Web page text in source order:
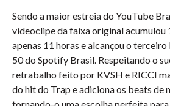
Sendo a maior estreia do YouTube
videoclipe da faixa original acumulou
apenas 11 horas e alcançou o
50 do Spotify Brasil. Respeitando o
retrabalho feito por KVSH e RICCI
do hit do Trap e adiciona os beats de